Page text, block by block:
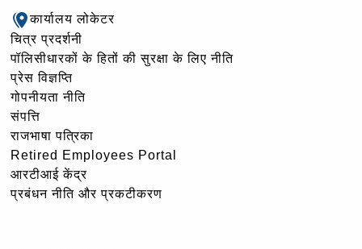
कार्यालय लोकेटर
चित्र प्रदर्शनी
पॉलिसीधारकों के हितों की सुरक्षा के लिए नीति
प्रेस विज्ञप्ति
गोपनीयता नीति
संपत्ति
राजभाषा पत्रिका
Retired Employees Portal
आरटीआई केंद्र
प्रबंधन नीति और प्रकटीकरण